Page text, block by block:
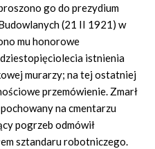
go do prezydium
(21 II 1921) w
mu honorowe
istnienia
murarzy; na tej ostatniej
przemówienie. Zmarł
na cmentarzu
pogrzeb odmówił
sztandaru robotniczego.